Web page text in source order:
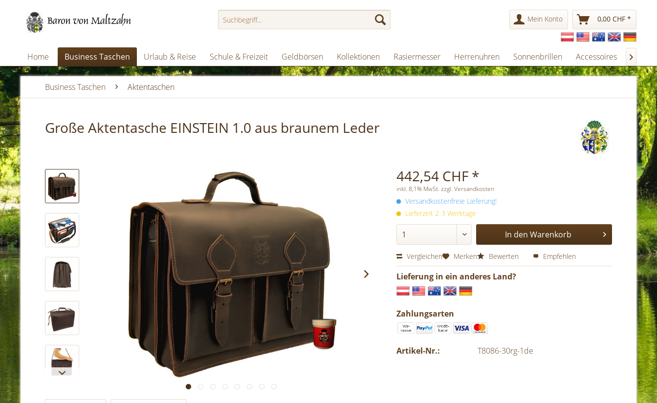
Mein Konto 0,00 CHF *
Home Business Taschen Urlaub & Reise Schule & Freizeit Geldbörsen Kollektionen Rasiermesser Herrenuhren Sonnenbrillen Accessoires 
Business Taschen Aktentaschen
Große Aktentasche EINSTEIN 1.0 aus braunem Leder
442,54 CHF *
inkl. 8,1% MwSt. zzgl. Versandkosten
Versandkostenfreie Lieferung!
Lieferzeit 2-3 Werktage
In den Warenkorb
Vergleichen Merken Bewerten Empfehlen
Lieferung in ein anderes Land?
Zahlungsarten
Artikel-Nr.: T8086-30rg-1de